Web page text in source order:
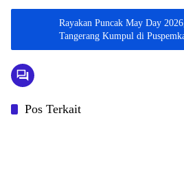
Rayakan Puncak May Day
Tangerang Kumpul di
Dan Gelar Bakti Sosial
Pos Terkait